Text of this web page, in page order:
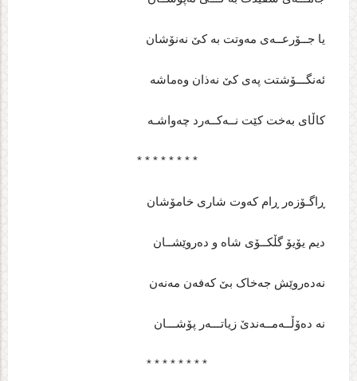
یا جــۆرعــه‌ی مه‌وتت به‌ کێ نه‌نۆشان
ئه‌نگـــۆشتت په‌ی کێ نه‌ذان وه‌ماشه‌
کاڵای به‌خت کێت نــه‌کــه‌رد چه‌واشـه‌
* * * * * * * *
ڕاگـۆزه‌ر ڕام که‌وت شاری خامۆشان
دیم یۆیۆ گڵکــۆی شاه‌ و ده‌روێشــان
نه‌ده‌روێش جه‌خاک بێ که‌فه‌ن مه‌نه‌ن
نه‌ ده‌ۆڵــه‌مــه‌ندێ زیاتـــه‌ر پۆشـــان
* * * * * * * *